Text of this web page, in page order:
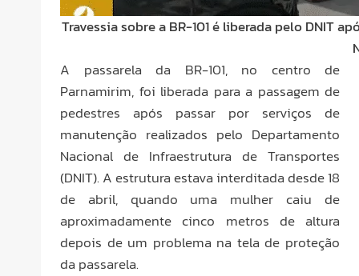
Travessia sobre a BR-101 é liberada pelo DNIT
A passarela da BR-101, no centro de
Parnamirim, foi liberada para a passagem de
pedestres após passar por serviços de
manutenção realizados pelo Departamento
Nacional de Infraestrutura de Transportes
(DNIT). A estrutura estava interditada desde 18
de abril, quando uma mulher caiu de
aproximadamente cinco metros de altura
depois de um problema na tela de proteção
da passarela.